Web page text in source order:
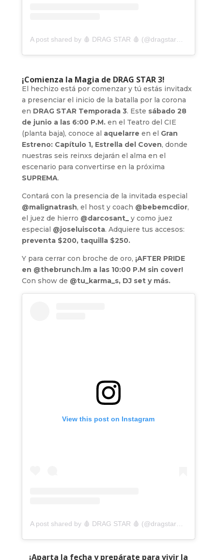
¡Comienza la Magia de DRAG STAR 3!
El hechizo está por comenzar y tú estás invitadx
a presenciar el inicio de la batalla por la corona
en DRAG STAR Temporada 3. Este sábado 28
de junio a las 6:00 P.M.en el Teatro del CIE
(planta baja), conoce al aquelarre en el Gran
Estreno: Capítulo 1, Estrella del Coven, donde
nuestras seis reinxs dejarán el alma en el
escenario para convertirse en la próxima
SUPREMA.
Contará con la presencia de la invitada especial
@malignatrash, el host y coach @bebemcdior,
el juez de hierro @darcosant_y como juez
especial @joseluiscota. Adquiere tus accesos:
preventa $200, taquilla $250.
Y para cerrar con broche de oro, ¡AFTER PRIDE
en @thebrunch.lm a las 10:00 P.M sin cover!
Con show de @tu_karma_s, DJ set y más.
View this post on Instagram
¡Aparta la fecha y prepárate para vivir la